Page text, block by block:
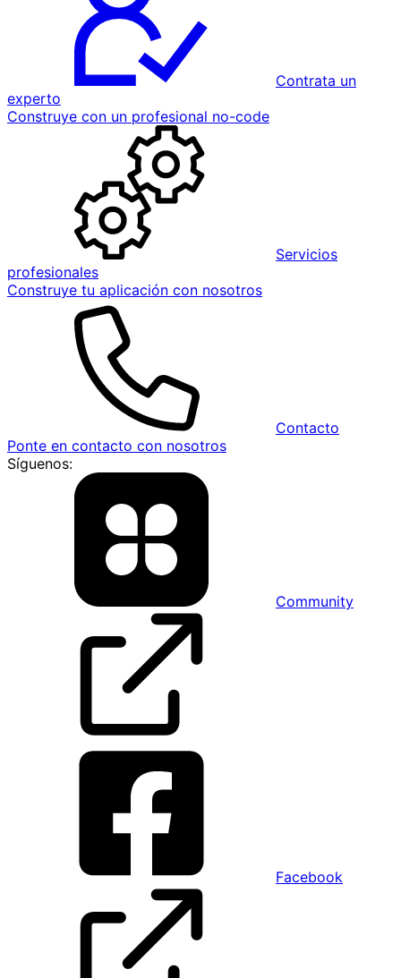
Contrata un
experto
Construye con un profesional no-code
Servicios
profesionales
Construye tu aplicación con nosotros
Contacto
Ponte en contacto con nosotros
Síguenos:
Community
Facebook